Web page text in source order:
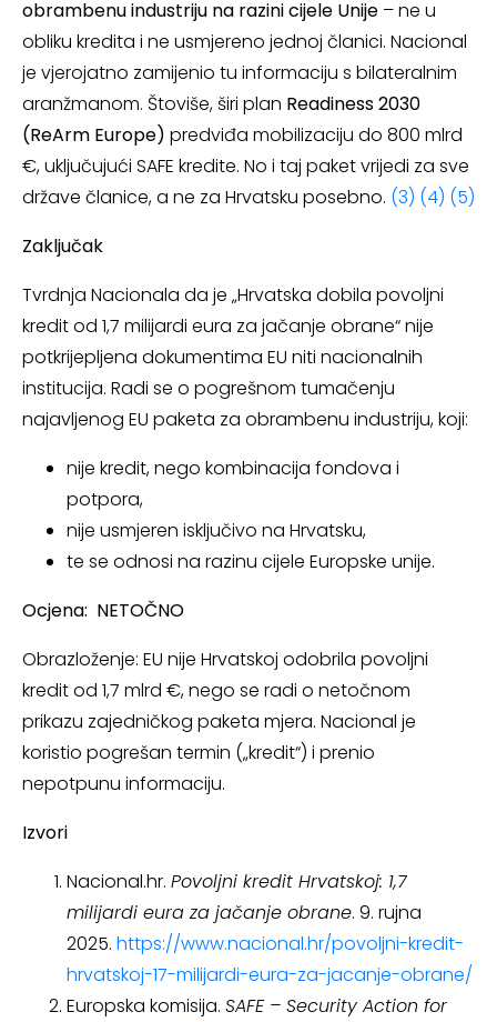
obrambenu industriju na razini cijele Unije – ne u
obliku kredita i ne usmjereno jednoj članici. Nacional
je vjerojatno zamijenio tu informaciju s bilateralnim
aranžmanom. Štoviše, širi plan Readiness 2030
(ReArm Europe) predviđa mobilizaciju do 800 mlrd
€, uključujući SAFE kredite. No i taj paket vrijedi za sve
države članice, a ne za Hrvatsku posebno. (3) (4) (5)
Zaključak
Tvrdnja Nacionala da je „Hrvatska dobila povoljni
kredit od 1,7 milijardi eura za jačanje obrane“ nije
potkrijepljena dokumentima EU niti nacionalnih
institucija. Radi se o pogrešnom tumačenju
najavljenog EU paketa za obrambenu industriju, koji:
nije kredit, nego kombinacija fondova i
potpora,
nije usmjeren isključivo na Hrvatsku,
te se odnosi na razinu cijele Europske unije.
Ocjena: NETOČNO
Obrazloženje: EU nije Hrvatskoj odobrila povoljni
kredit od 1,7 mlrd €, nego se radi o netočnom
prikazu zajedničkog paketa mjera. Nacional je
koristio pogrešan termin („kredit“) i prenio
nepotpunu informaciju.
Izvori
Nacional.hr. Povoljni kredit Hrvatskoj: 1,7
milijardi eura za jačanje obrane. 9. rujna
2025. https://www.nacional.hr/povoljni-kredit-
hrvatskoj-17-milijardi-eura-za-jacanje-obrane/
Europska komisija. SAFE – Security Action for